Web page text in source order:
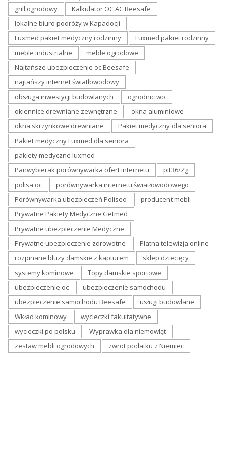
grill ogrodowy
Kalkulator OC AC Beesafe
lokalne biuro podróży w Kapadocji
Luxmed pakiet medyczny rodzinny
Luxmed pakiet rodzinny
meble industrialne
meble ogrodowe
Najtańsze ubezpieczenie oc Beesafe
najtańszy internet światłowodowy
obsługa inwestycji budowlanych
ogrodnictwo
okiennice drewniane zewnętrzne
okna aluminiowe
okna skrzynkowe drewniane
Pakiet medyczny dla seniora
Pakiet medyczny Luxmed dla seniora
pakiety medyczne luxmed
Panwybierak porównywarka ofert internetu
pit36/Zg
polisa oc
porównywarka internetu światłowodowego
Porównywarka ubezpieczeń Poliseo
producent mebli
Prywatne Pakiety Medyczne Getmed
Prywatne ubezpieczenie Medyczne
Prywatne ubezpieczenie zdrowotne
Płatna telewizja online
rozpinane bluzy damskie z kapturem
sklep dziecięcy
systemy kominowe
Topy damskie sportowe
ubezpieczenie oc
ubezpieczenie samochodu
ubezpieczenie samochodu Beesafe
usługi budowlane
Wkład kominowy
wycieczki fakultatywne
wycieczki po polsku
Wyprawka dla niemowląt
zestaw mebli ogrodowych
zwrot podatku z Niemiec